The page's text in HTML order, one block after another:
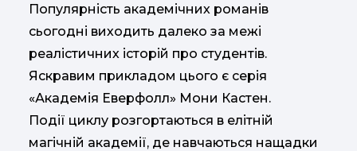
Популярність академічних романів
сьогодні виходить далеко за межі
реалістичних історій про студентів.
Яскравим прикладом цього є серія
«Академія Еверфолл» Мони Кастен.
Події циклу розгортаються в елітній
магічній академії, де навчаються нащадки